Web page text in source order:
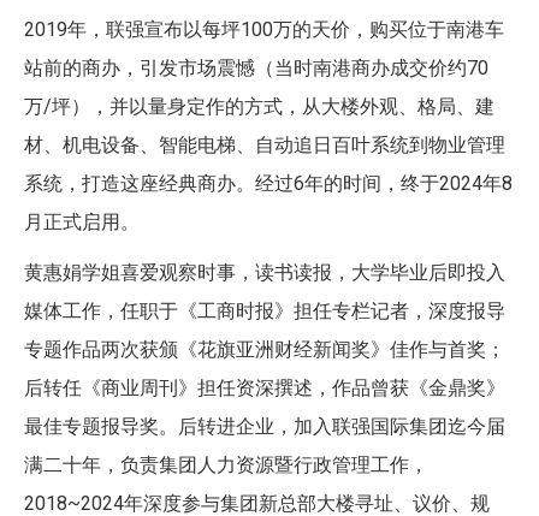
2019年，联强宣布以每坪100万的天价，购买位于南港车
站前的商办，引发市场震憾（当时南港商办成交价约70
万/坪），并以量身定作的方式，从大楼外观、格局、建
材、机电设备、智能电梯、自动追日百叶系统到物业管理
系统，打造这座经典商办。经过6年的时间，终于2024年8
月正式启用。
黄惠娟学姐喜爱观察时事，读书读报，大学毕业后即投入
媒体工作，任职于《工商时报》担任专栏记者，深度报导
专题作品两次获颁《花旗亚洲财经新闻奖》佳作与首奖；
后转任《商业周刊》担任资深撰述，作品曾获《金鼎奖》
最佳专题报导奖。后转进企业，加入联强国际集团迄今届
满二十年，负责集团人力资源暨行政管理工作，
2018~2024年深度参与集团新总部大楼寻址、议价、规